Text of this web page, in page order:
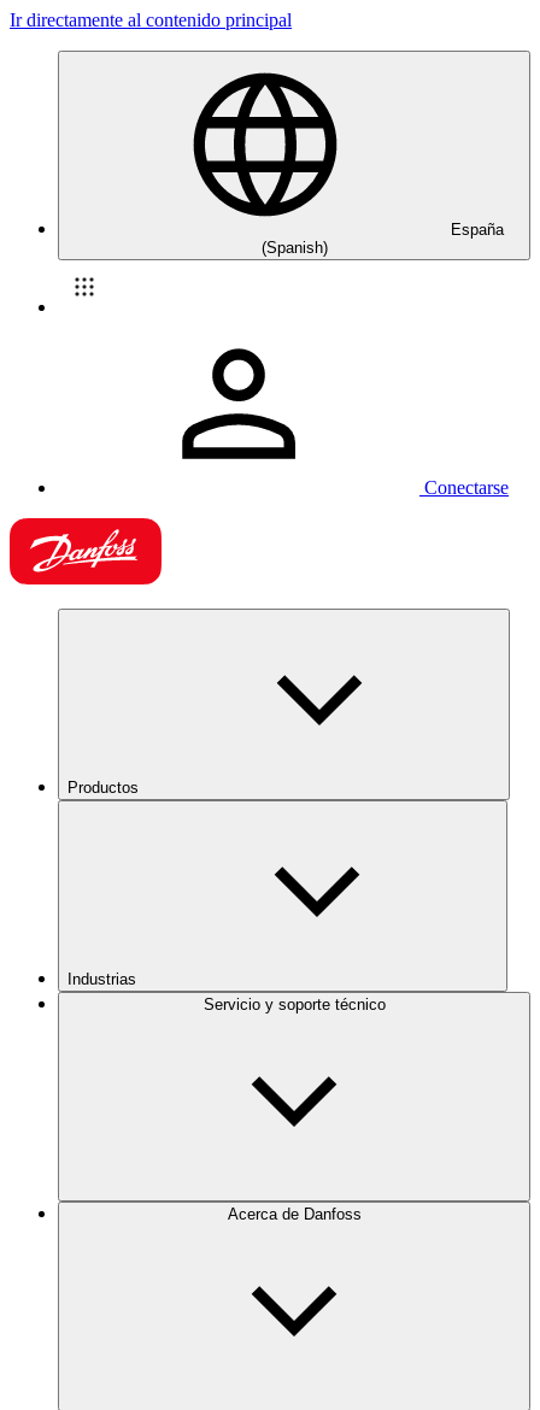
Ir directamente al contenido principal
España
(Spanish)
Conectarse
Productos
Industrias
Servicio y soporte técnico
Acerca de Danfoss